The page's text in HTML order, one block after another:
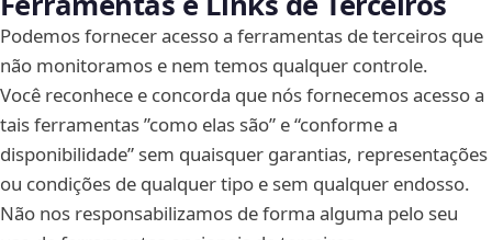
Podemos fornecer acesso a ferramentas de terceiros que
não monitoramos e nem temos qualquer controle.
Você reconhece e concorda que nós fornecemos acesso a
tais ferramentas ”como elas são” e “conforme a
disponibilidade” sem quaisquer garantias, representações
ou condições de qualquer tipo e sem qualquer endosso.
Não nos responsabilizamos de forma alguma pelo seu